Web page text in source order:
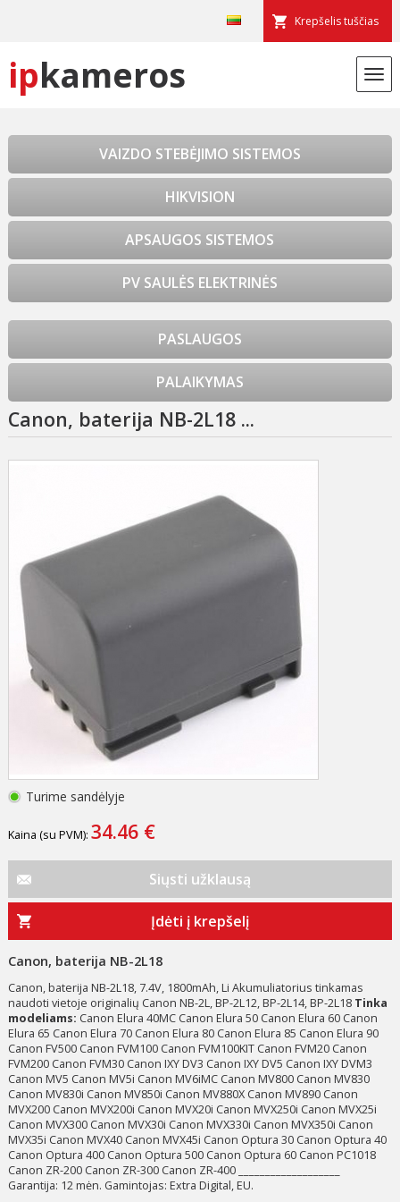
Krepšelis tuščias
ipkameros
VAIZDO STEBĖJIMO SISTEMOS
HIKVISION
APSAUGOS SISTEMOS
PV SAULĖS ELEKTRINĖS
PASLAUGOS
PALAIKYMAS
Canon, baterija NB-2L18 ...
Turime sandėlyje
Kaina (su PVM): 34.46 €
Siųsti užklausą
Įdėti į krepšelį
Canon, baterija NB-2L18
Canon, baterija NB-2L18, 7.4V, 1800mAh, Li Akumuliatorius tinkamas
naudoti vietoje originalių Canon NB-2L, BP-2L12, BP-2L14, BP-2L18 Tinka
modeliams: Canon Elura 40MC Canon Elura 50 Canon Elura 60 Canon
Elura 65 Canon Elura 70 Canon Elura 80 Canon Elura 85 Canon Elura 90
Canon FV500 Canon FVM100 Canon FVM100KIT Canon FVM20 Canon
FVM200 Canon FVM30 Canon IXY DV3 Canon IXY DV5 Canon IXY DVM3
Canon MV5 Canon MV5i Canon MV6iMC Canon MV800 Canon MV830
Canon MV830i Canon MV850i Canon MV880X Canon MV890 Canon
MVX200 Canon MVX200i Canon MVX20i Canon MVX250i Canon MVX25i
Canon MVX300 Canon MVX30i Canon MVX330i Canon MVX350i Canon
MVX35i Canon MVX40 Canon MVX45i Canon Optura 30 Canon Optura 40
Canon Optura 400 Canon Optura 500 Canon Optura 60 Canon PC1018
Canon ZR-200 Canon ZR-300 Canon ZR-400 ___________________
Garantija: 12 mėn. Gamintojas: Extra Digital, EU.